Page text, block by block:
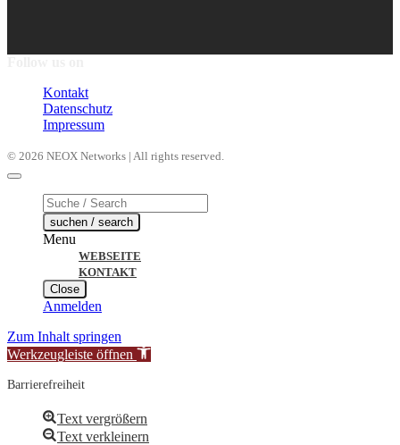
Kontakt
Datenschutz
Impressum
© 2026 NEOX Networks | All rights reserved.
Products
search
suchen / search
Menu
WEBSEITE
KONTAKT
Close
Anmelden
Zum Inhalt springen
Werkzeugleiste öffnen
Barrierefreiheit
Text vergrößern
Text verkleinern